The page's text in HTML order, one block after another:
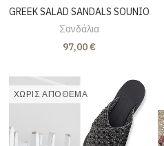
GREEK SALAD SANDALS SOUNIO
Σανδάλια
97,00 €
ΧΩΡΊΣ ΑΠΌΘΕΜΑ